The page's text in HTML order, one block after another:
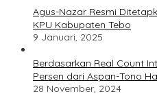
Agus-Nazar Resmi
KPU Kabupaten Tebo
9 Januari, 2025
Berdasarkan Real Count
Persen dari Aspan-Tono
28 November, 2024